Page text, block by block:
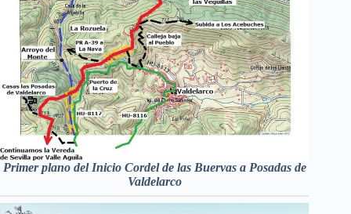
Primer plano del Inicio Cordel de las Buervas a Posadas de
Valdelarco